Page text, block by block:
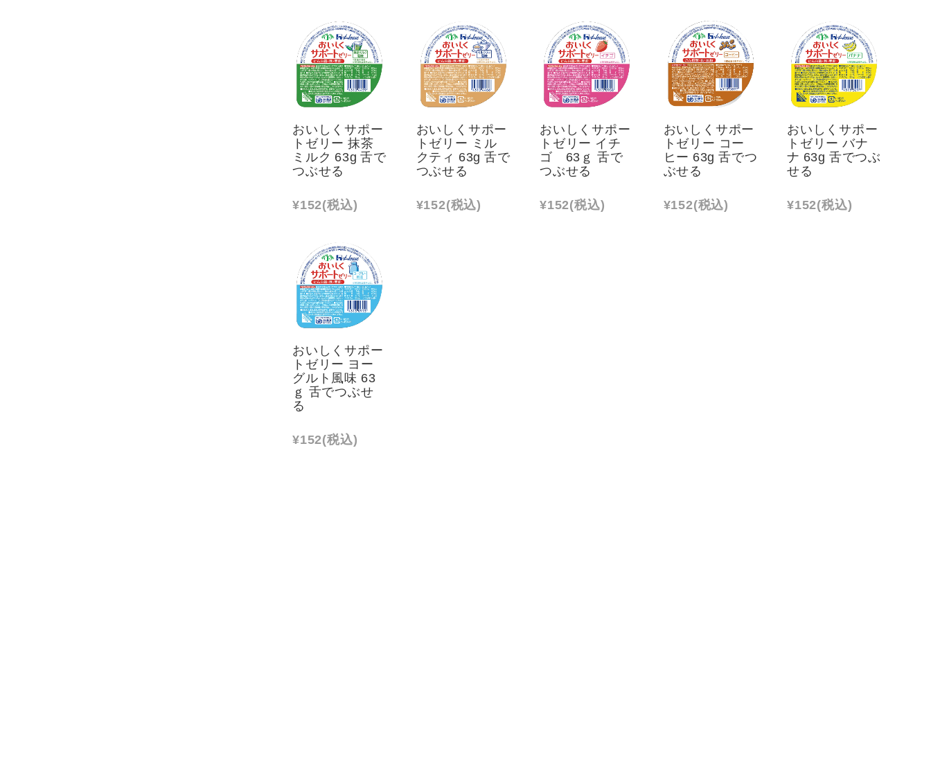
おいしくサポー
トゼリー 抹茶
ミルク 63g 舌で
つぶせる
¥152(税込)
おいしくサポー
トゼリー ミル
クティ 63g 舌で
つぶせる
¥152(税込)
おいしくサポー
トゼリー イチ
ゴ 63ｇ 舌で
つぶせる
¥152(税込)
おいしくサポー
トゼリー コー
ヒー 63g 舌でつ
ぶせる
¥152(税込)
おいしくサポー
トゼリー バナ
ナ 63g 舌でつぶ
せる
¥152(税込)
おいしくサポー
トゼリー ヨー
グルト風味 63
ｇ 舌でつぶせ
る
¥152(税込)